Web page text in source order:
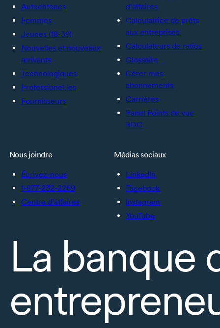
Autochtones
Femmes
Jeunes (18-39)
Nouvelles et nouveaux
arrivants
Technologiques
Professionel.les
Fournisseurs
d’affaires
Calculatrice de prêts
aux entreprises
Calculateurs de ratios
Glossaire
Gérer mes
abonnements
Carrières
Panel Points de vue
BDC
Nous joindre
Écrivez-nous
1-877-232-2269
Centre d’affaires
Médias sociaux
LinkedIn
Facebook
Instagram
YouTube
La banque